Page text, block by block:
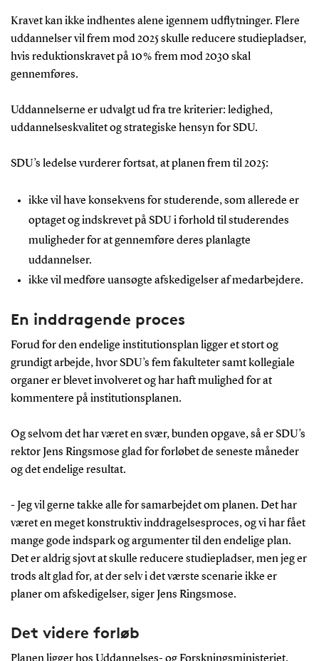
Kravet kan ikke indhentes alene igennem udflytninger. Flere
uddannelser vil frem mod 2025 skulle reducere studiepladser,
hvis reduktionskravet på 10 % frem mod 2030 skal
gennemføres.
Uddannelserne er udvalgt ud fra tre kriterier: ledighed,
uddannelseskvalitet og strategiske hensyn for SDU.
SDU’s ledelse vurderer fortsat, at planen frem til 2025:
ikke vil have konsekvens for studerende, som allerede er
optaget og indskrevet på SDU i forhold til studerendes
muligheder for at gennemføre deres planlagte
uddannelser.
ikke vil medføre uansøgte afskedigelser af medarbejdere.
En inddragende proces
Forud for den endelige institutionsplan ligger et stort og
grundigt arbejde, hvor SDU’s fem fakulteter samt kollegiale
organer er blevet involveret og har haft mulighed for at
kommentere på institutionsplanen.
Og selvom det har været en svær, bunden opgave, så er SDU’s
rektor Jens Ringsmose glad for forløbet de seneste måneder
og det endelige resultat.
- Jeg vil gerne takke alle for samarbejdet om planen. Det har
været en meget konstruktiv inddragelsesproces, og vi har fået
mange gode indspark og argumenter til den endelige plan.
Det er aldrig sjovt at skulle reducere studiepladser, men jeg er
trods alt glad for, at der selv i det værste scenarie ikke er
planer om afskedigelser, siger Jens Ringsmose.
Det videre forløb
Planen ligger hos Uddannelses- og Forskningsministeriet,